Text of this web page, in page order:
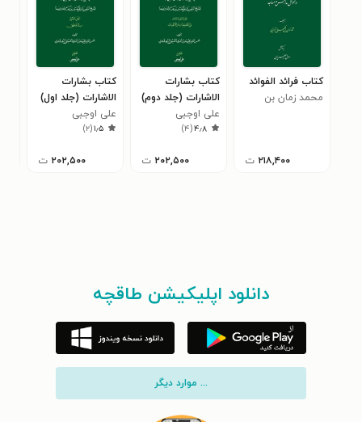
کتاب فرائد الفوائد
محمد زمان بن
۲۱۸,۴۰۰ ت
کتاب بشارات
الاشارات (جلد دوم)
علی اوجبی
۴٫۸(۴)
۲۰۲,۵۰۰ ت
کتاب بشارات
الاشارات (جلد اول)
علی اوجبی
۱٫۵(۲)
۲۰۲,۵۰۰ ت
دانلود اپلیکیشن طاقچه
... موارد دیگر